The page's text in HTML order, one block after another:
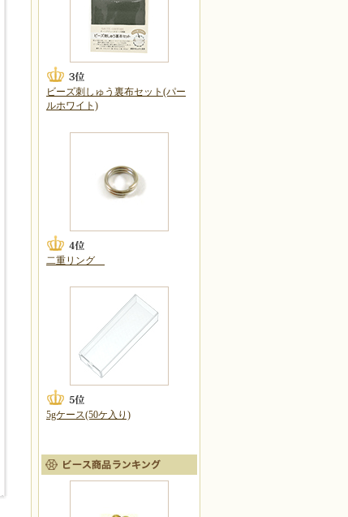
ビーズ刺しゅう裏布セット(パー
ルホワイト)
二重リング
5gケース(50ケ入り)